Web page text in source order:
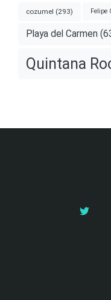
cozumel (293) Felipe
Playa del Carmen
Quintana